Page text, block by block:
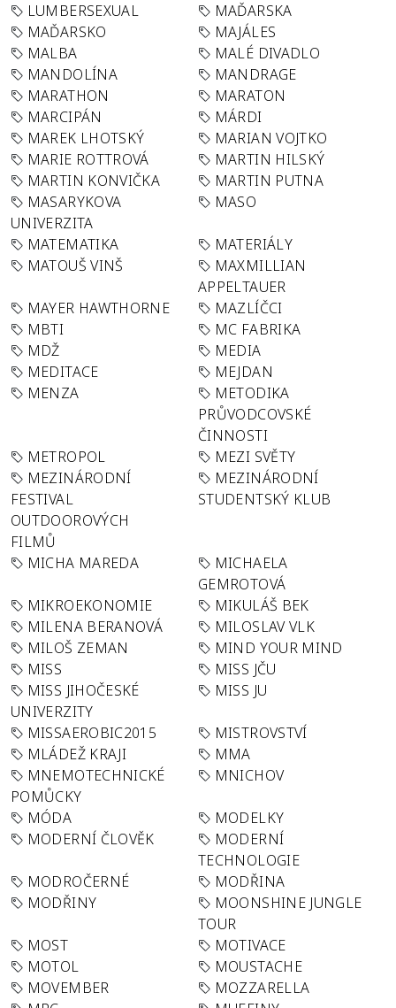
LUMBERSEXUAL
MAĎARSKA
MAĎARSKO
MAJÁLES
MALBA
MALÉ DIVADLO
MANDOLÍNA
MANDRAGE
MARATHON
MARATON
MARCIPÁN
MÁRDI
MAREK LHOTSKÝ
MARIAN VOJTKO
MARIE ROTTROVÁ
MARTIN HILSKÝ
MARTIN KONVIČKA
MARTIN PUTNA
MASARYKOVA
UNIVERZITA
MASO
MATEMATIKA
MATERIÁLY
MATOUŠ VINŠ
MAXMILLIAN
APPELTAUER
MAYER HAWTHORNE
MAZLÍČCI
MBTI
MC FABRIKA
MDŽ
MEDIA
MEDITACE
MEJDAN
MENZA
METODIKA
PRŮVODCOVSKÉ
ČINNOSTI
METROPOL
MEZI SVĚTY
MEZINÁRODNÍ
FESTIVAL
OUTDOOROVÝCH
FILMŮ
MEZINÁRODNÍ
STUDENTSKÝ KLUB
MICHA MAREDA
MICHAELA
GEMROTOVÁ
MIKROEKONOMIE
MIKULÁŠ BEK
MILENA BERANOVÁ
MILOSLAV VLK
MILOŠ ZEMAN
MIND YOUR MIND
MISS
MISS JČU
MISS JIHOČESKÉ
UNIVERZITY
MISS JU
MISSAEROBIC2015
MISTROVSTVÍ
MLÁDEŽ KRAJI
MMA
MNEMOTECHNICKÉ
POMŮCKY
MNICHOV
MÓDA
MODELKY
MODERNÍ ČLOVĚK
MODERNÍ
TECHNOLOGIE
MODROČERNÉ
MODŘINA
MODŘINY
MOONSHINE JUNGLE
TOUR
MOST
MOTIVACE
MOTOL
MOUSTACHE
MOVEMBER
MOZZARELLA